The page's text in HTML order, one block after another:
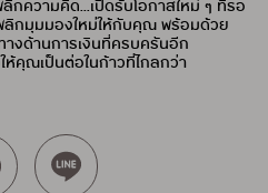
ความคิด...เปิดรับโอกาสใหม่ ๆ ที่รอ
ลิกมุมมองใหม่ให้กับคุณ พร้อมด้วย
างด้านการเงินที่ครบครันอีก
ห้คุณเป็นต่อในก้าวที่ไกลกว่า